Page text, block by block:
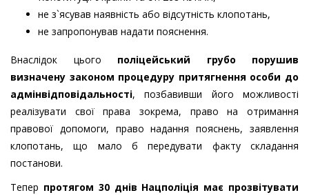
не з`ясував наявність або відсутність клопотань,
не запропонував надати пояснення.
Внаслідок цього поліцейський грубо порушив
визначену законом процедуру притягнення особи до
адмінвідповідальності, позбавивши його можливості
реалізувати свої права зокрема, право на отримання
правової допомоги, право надання пояснень, заявлення
клопотань, що мало б передувати факту складання
постанови.
Тепер протягом 30 днів Нацполіція має прозвітувати